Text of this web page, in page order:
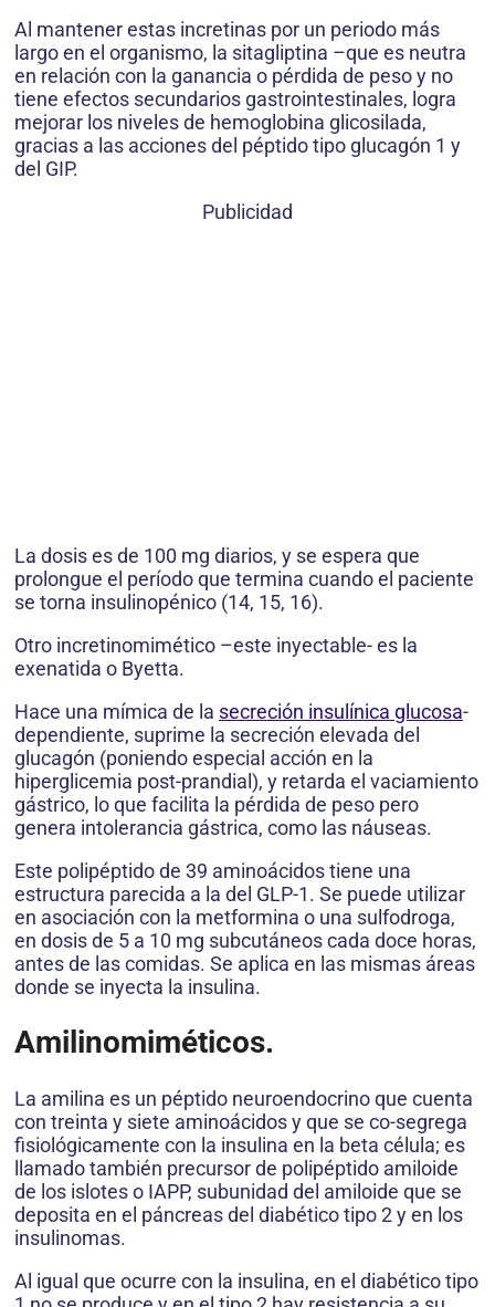
Al mantener estas incretinas por un periodo más
largo en el organismo, la sitagliptina –que es neutra
en relación con la ganancia o pérdida de peso y no
tiene efectos secundarios gastrointestinales, logra
mejorar los niveles de hemoglobina glicosilada,
gracias a las acciones del péptido tipo glucagón 1 y
del GIP.
Publicidad
La dosis es de 100 mg diarios, y se espera que
prolongue el período que termina cuando el paciente
se torna insulinopénico (14, 15, 16).
Otro incretinomimético –este inyectable- es la
exenatida o Byetta.
Hace una mímica de la secreción insulínica glucosa-
dependiente, suprime la secreción elevada del
glucagón (poniendo especial acción en la
hiperglicemia post-prandial), y retarda el vaciamiento
gástrico, lo que facilita la pérdida de peso pero
genera intolerancia gástrica, como las náuseas.
Este polipéptido de 39 aminoácidos tiene una
estructura parecida a la del GLP-1. Se puede utilizar
en asociación con la metformina o una sulfodroga,
en dosis de 5 a 10 mg subcutáneos cada doce horas,
antes de las comidas. Se aplica en las mismas áreas
donde se inyecta la insulina.
Amilinomiméticos.
La amilina es un péptido neuroendocrino que cuenta
con treinta y siete aminoácidos y que se co-segrega
fisiológicamente con la insulina en la beta célula; es
llamado también precursor de polipéptido amiloide
de los islotes o IAPP, subunidad del amiloide que se
deposita en el páncreas del diabético tipo 2 y en los
insulinomas.
Al igual que ocurre con la insulina, en el diabético tipo